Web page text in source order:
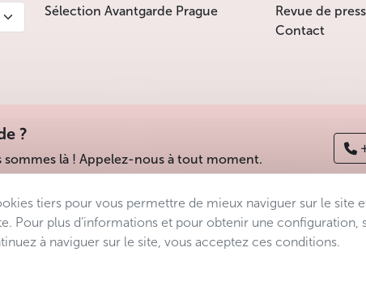
Moins
Sélection Avantgarde Prague
Revue de
Contact
?
sommes là ! Appelez-nous à tout moment.
des données Déclaration d’accessibilité Manage consent
tiers pour vous permettre de mieux naviguer sur le site
Pour plus d’informations et pour obtenir une configuration,
à naviguer sur le site, vous acceptez ces conditions.